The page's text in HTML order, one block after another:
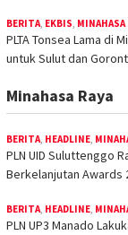
BERITA EKBIS MINAHASA
PLTA Tonsea Lama di
untuk Sulut dan
Minahasa Raya
BERITA, HEADLINE,
PLN UID Suluttenggo
Berkelanjutan Awards
BERITA, HEADLINE,
PLN UP3 Manado